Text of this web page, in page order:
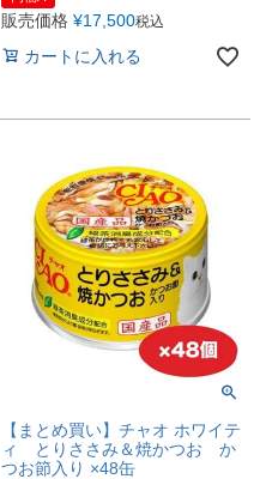
販売価格 ¥17,500税込
カートに入れる
【まとめ買い】チャオ ホワイテ
ィ とりささみ＆焼かつお か
つお節入り ×48缶